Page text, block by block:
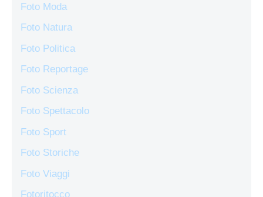
Foto Moda
Foto Natura
Foto Politica
Foto Reportage
Foto Scienza
Foto Spettacolo
Foto Sport
Foto Storiche
Foto Viaggi
Fotoritocco